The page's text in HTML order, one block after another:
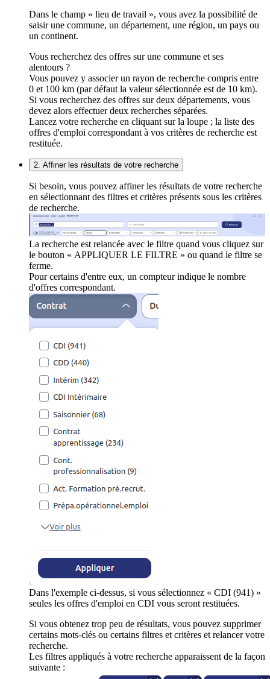
Dans le champ « lieu de travail », vous avez la possibilité de
saisir une commune, un département, une région, un pays ou
un continent.
Vous recherchez des offres sur une commune et ses
alentours ?
Vous pouvez y associer un rayon de recherche compris entre
0 et 100 km (par défaut la valeur sélectionnée est de 10 km).
Si vous recherchez des offres sur deux départements, vous
devez alors effectuer deux recherches séparées.
Lancez votre recherche en cliquant sur la loupe ; la liste des
offres d'emploi correspondant à vos critères de recherche est
restituée.
2. Affiner les résultats de votre recherche
Si besoin, vous pouvez affiner les résultats de votre recherche
en sélectionnant des filtres et critères présents sous les critères
de recherche.
La recherche est relancée avec le filtre quand vous cliquez sur
le bouton « APPLIQUER LE FILTRE » ou quand le filtre se
ferme.
Pour certains d'entre eux, un compteur indique le nombre
d'offres correspondant.
Dans l'exemple ci-dessus, si vous sélectionnez « CDI (941) »
seules les offres d'emploi en CDI vous seront restituées.
Si vous obtenez trop peu de résultats, vous pouvez supprimer
certains mots-clés ou certains filtres et critères et relancer votre
recherche.
Les filtres appliqués à votre recherche apparaissent de la façon
suivante :